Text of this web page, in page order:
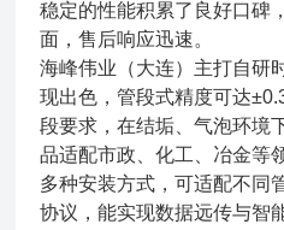
稳定的性能积累了良好口碑
面，售后响应迅速。
海峰伟业（大连）主打自研
现出色，管段式精度可达
段要求，在结垢、气泡环境
品适配市政、化工、冶金等
多种安装方式，可适配不同
协议，能实现数据远传与智